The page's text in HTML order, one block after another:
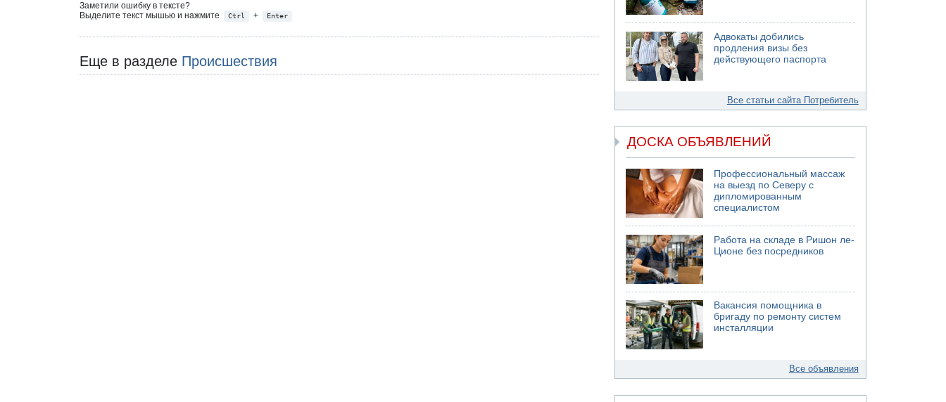
Заметили ошибку в тексте?
Выделите текст мышью и нажмите
Ctrl + Enter
Еще в разделе Происшествия
Адвокаты добились
продления визы без
действующего паспорта
Все статьи сайта Потребитель
ДОСКА ОБЪЯВЛЕНИЙ
Профессиональный массаж
на выезд по Северу с
дипломированным
специалистом
Работа на складе в Ришон ле-
Ционе без посредников
Вакансия помощника в
бригаду по ремонту систем
инсталляции
Все объявления